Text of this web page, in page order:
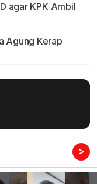
agar KPK Ambil
Agung Kerap
>